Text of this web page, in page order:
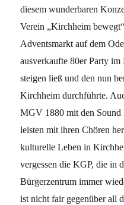
diesem wunderbaren
Verein „Kirchheim
Adventsmarkt auf dem
ausverkaufte 80er Party
steigen ließ und den nun
Kirchheim durchführte.
MGV 1880 mit den Sound
leisten mit ihren Chören
kulturelle Leben in
vergessen die KGP, die in
Bürgerzentrum immer
ist nicht fair gegenüber all